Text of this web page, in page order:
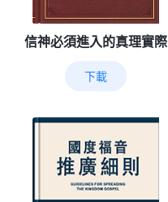
信神必須進入的真理實際
下載